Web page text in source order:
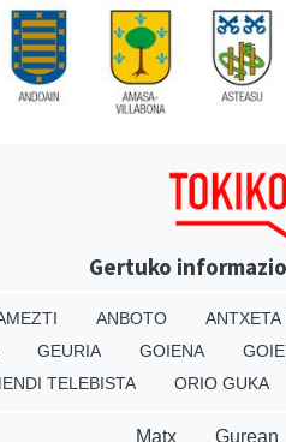
Gertuko
ANBOTO ANTXETA
GEURIA GOIENA
TELEBISTA ORIO GUKA
Matx Gurean